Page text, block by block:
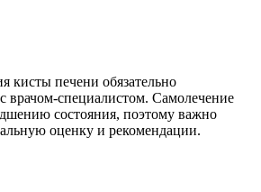
кисты печени обязательно
врачом-специалистом. Самолечение
состояния, поэтому важно
оценку и рекомендации.